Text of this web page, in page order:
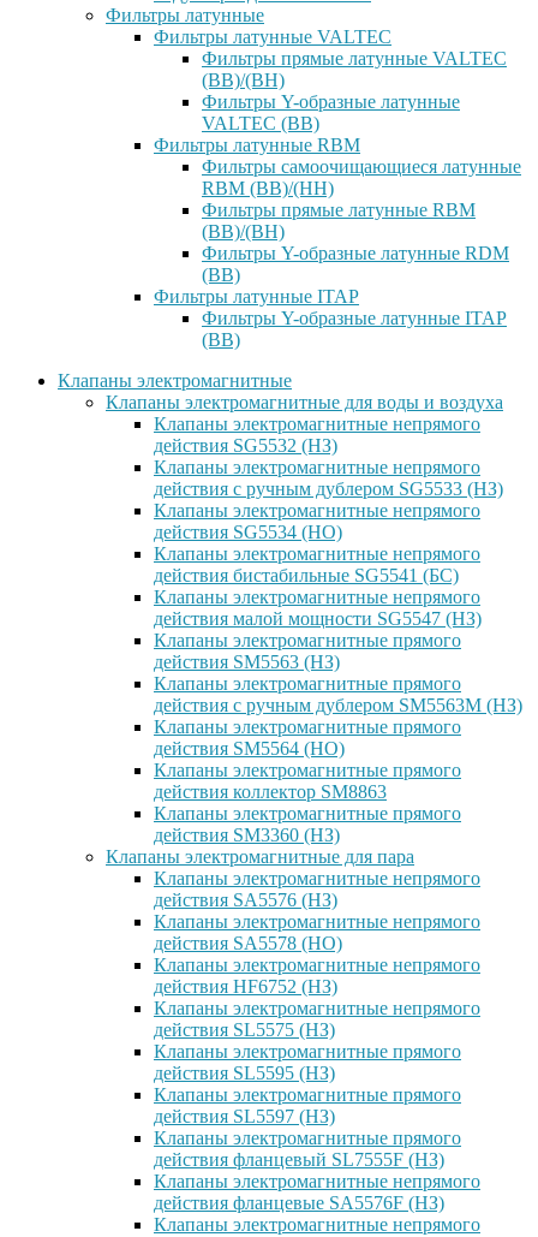
Фильтры латунные
Фильтры латунные VALTEC
Фильтры прямые латунные VALTEC
(ВВ)/(ВН)
Фильтры Y-образные латунные
VALTEC (ВВ)
Фильтры латунные RBM
Фильтры самоочищающиеся латунные
RBM (ВВ)/(НН)
Фильтры прямые латунные RBM
(ВВ)/(ВН)
Фильтры Y-образные латунные RDM
(ВВ)
Фильтры латунные ITAP
Фильтры Y-образные латунные ITAP
(ВВ)
Клапаны электромагнитные
Клапаны электромагнитные для воды и воздуха
Клапаны электромагнитные непрямого
действия SG5532 (НЗ)
Клапаны электромагнитные непрямого
действия с ручным дублером SG5533 (НЗ)
Клапаны электромагнитные непрямого
действия SG5534 (НО)
Клапаны электромагнитные непрямого
действия бистабильные SG5541 (БС)
Клапаны электромагнитные непрямого
действия малой мощности SG5547 (НЗ)
Клапаны электромагнитные прямого
действия SM5563 (НЗ)
Клапаны электромагнитные прямого
действия с ручным дублером SM5563M (НЗ)
Клапаны электромагнитные прямого
действия SM5564 (НО)
Клапаны электромагнитные прямого
дейcтвия коллектор SM8863
Клапаны электромагнитные прямого
действия SM3360 (НЗ)
Клапаны электромагнитные для пара
Клапаны электромагнитные непрямого
действия SA5576 (НЗ)
Клапаны электромагнитные непрямого
действия SA5578 (НО)
Клапаны электромагнитные непрямого
действия HF6752 (НЗ)
Клапаны электромагнитные непрямого
действия SL5575 (НЗ)
Клапаны электромагнитные прямого
действия SL5595 (НЗ)
Клапаны электромагнитные прямого
действия SL5597 (НЗ)
Клапаны электромагнитные прямого
действия фланцевый SL7555F (НЗ)
Клапаны электромагнитные непрямого
действия фланцевые SA5576F (НЗ)
Клапаны электромагнитные непрямого